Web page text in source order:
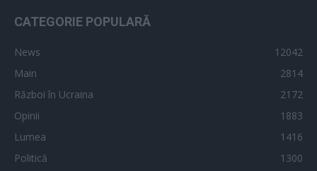
CATEGORIE POPULARĂ
News
12042
Main
2814
Război în Ucraina
2172
Opinii
1883
Lumea
1416
Politică
1300